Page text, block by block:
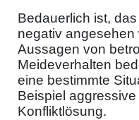
Bedauerlich ist,
negativ angesehen
Aussagen von
Meideverhalten
eine bestimmte
Beispiel
Konfliktlösung.